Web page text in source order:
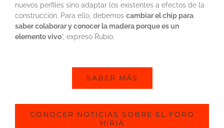
nuevos perfiles sino adaptar los existentes a efectos de la
construcción. Para ello, debemos cambiar el chip para
saber colaborar y conocer la madera porque es un
elemento vivo”, expresó Rubio.
SABER MÁS
CONOCER NOTICIAS SOBRE EL FORO
HIRIA